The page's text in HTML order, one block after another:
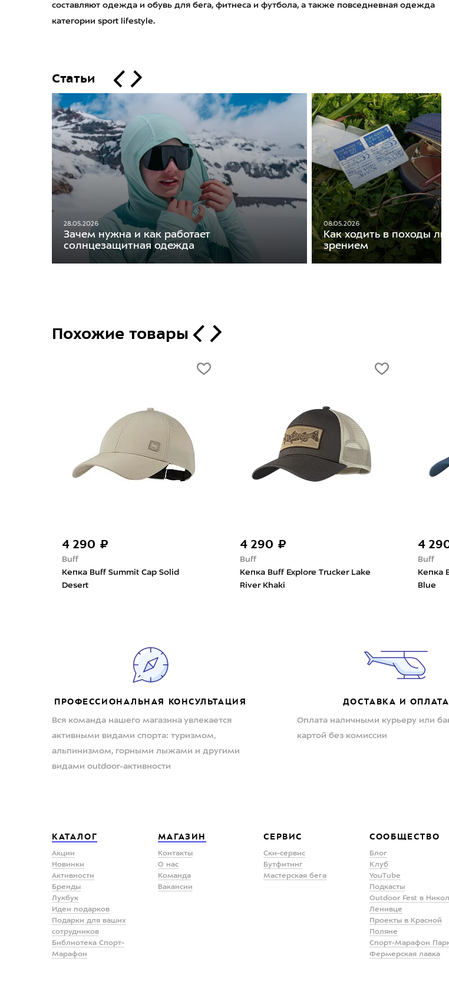
составляют одежда и обувь для бега, фитнеса и футбола, а также повседневная одежда
категории sport lifestyle.
Статьи
28.05.2026
Зачем нужна и как работает
солнцезащитная одежда
08.05.2026
Как ходить в походы
зрением
Похожие товары
4 290 ₽
Buff
Кепка Buff Summit Cap Solid
Desert
4 290 ₽
Buff
Кепка Buff Explore Trucker Lake
River Khaki
4
Buff
Кепка
Blue
ПРОФЕССИОНАЛЬНАЯ КОНСУЛЬТАЦИЯ
Вся команда нашего магазина увлекается
активными видами спорта: туризмом,
альпинизмом, горными лыжами и другими
видами outdoor-активности
ДОСТАВКА И ОПЛАТА
Оплата наличными курьеру или
картой без комиссии
КАТАЛОГ
Акции
Новинки
Активности
Бренды
Лукбук
Идеи подарков
Подарки для ваших
сотрудников
Библиотека Спорт-
Марафон
МАГАЗИН
Контакты
О нас
Команда
Вакансии
СЕРВИС
Ски-сервис
Бутфитинг
Мастерская бега
СООБЩЕСТВО
Блог
Клуб
YouTube
Подкасты
Outdoor Fest в
Ленивце
Проекты в Красной
Поляне
Спорт-Марафон
Фермерская лавка